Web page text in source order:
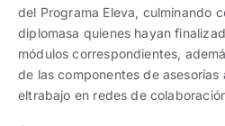
del Programa Eleva, culminando
diplomasa quienes hayan
módulos correspondientes,
de las componentes de asesorías
eltrabajo en redes de